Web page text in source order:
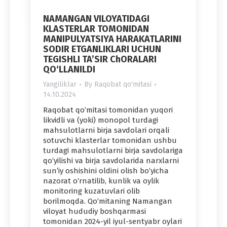
NAMANGAN VILOYATIDAGI
KLASTERLAR TOMONIDAN
MANIPULYATSIYA HARAKATLARINI
SODIR ETGANLIKLARI UCHUN
TEGISHLI TA’SIR ChORALARI
QO‘LLANILDI
Yangiliklar By Raqobat qo'mitasi
14.10.2024
Raqobat qo‘mitasi tomonidan yuqori
likvidli va (yoki) monopol turdagi
mahsulotlarni birja savdolari orqali
sotuvchi klasterlar tomonidan ushbu
turdagi mahsulotlarni birja savdolariga
qo‘yilishi va birja savdolarida narxlarni
sun’iy oshishini oldini olish bo‘yicha
nazorat o‘rnatilib, kunlik va oylik
monitoring kuzatuvlari olib
borilmoqda. Qo‘mitaning Namangan
viloyat hududiy boshqarmasi
tomonidan 2024-yil iyul-sentyabr oylari